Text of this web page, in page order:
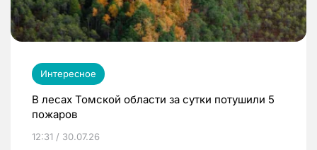
Интересное
В лесах Томской области за сутки потушили 5
пожаров
12:31 / 30.07.26